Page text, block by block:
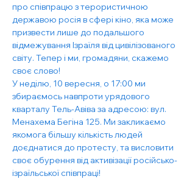
про співпрацю з терористичною
державою росія в сфері кіно, яка може
призвести лише до подальшого
відмежування Ізраїля від цивілізованого
світу. Тепер і ми, громадяни, скажемо
своє слово!
У неділю, 10 вересня, о 17:00 ми
збираємось навпроти урядового
кварталу Тель-Авіва за адресою: вул.
Менахема Бегіна 125. Ми закликаємо
якомога більшу кількість людей
доєднатися до протесту, та висловити
своє обурення від активізації російсько-
ізраїльської співпраці!